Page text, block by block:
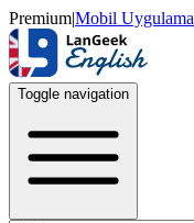
Premium|Mobil Uygulama
Toggle navigation